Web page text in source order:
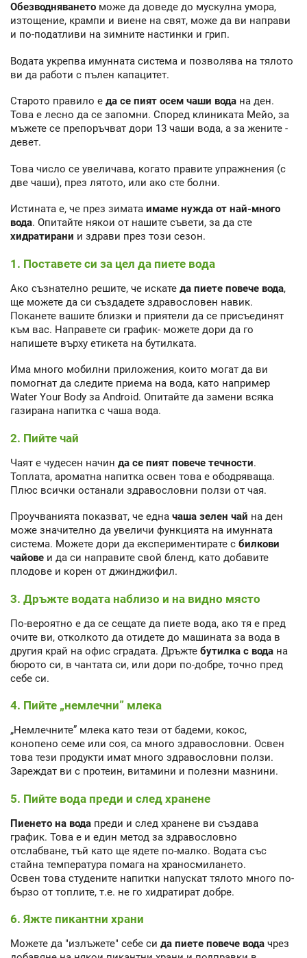
Обезводняването може да доведе до мускулна умора,
изтощение, крампи и виене на свят, може да ви направи
и по-податливи на зимните настинки и грип.
Водата укрепва имунната система и позволява на тялото
ви да работи с пълен капацитет.
Старото правило е да се пият осем чаши вода на ден.
Това е лесно да се запомни. Според клиниката Мейо, за
мъжете се препоръчват дори 13 чаши вода, а за жените -
девет.
Това число се увеличава, когато правите упражнения (с
две чаши), през лятото, или ако сте болни.
Истината е, че през зимата имаме нужда от най-много
вода. Опитайте някои от нашите съвети, за да сте
хидратирани и здрави през този сезон.
1. Поставете си за цел да пиете вода
Ако съзнателно решите, че искате да пиете повече вода,
ще можете да си създадете здравословен навик.
Поканете вашите близки и приятели да се присъединят
към вас. Направете си график- можете дори да го
напишете върху етикета на бутилката.
Има много мобилни приложения, които могат да ви
помогнат да следите приема на вода, като например
Water Your Body за Android. Опитайте да замени всяка
газирана напитка с чаша вода.
2. Пийте чай
Чаят е чудесен начин да се пият повече течности.
Топлата, ароматна напитка освен това е ободряваща.
Плюс всички останали здравословни ползи от чая.
Проучванията показват, че една чаша зелен чай на ден
може значително да увеличи функцията на имунната
система. Можете дори да експериментирате с билкови
чайове и да си направите свой бленд, като добавите
плодове и корен от джинджифил.
3. Дръжте водата наблизо и на видно място
По-вероятно е да се сещате да пиете вода, ако тя е пред
очите ви, отколкото да отидете до машината за вода в
другия край на офис сградата. Дръжте бутилка с вода на
бюрото си, в чантата си, или дори по-добре, точно пред
себе си.
4. Пийте „немлечни” млека
„Немлечните” млека като тези от бадеми, кокос,
конопено семе или соя, са много здравословни. Освен
това тези продукти имат много здравословни ползи.
Зареждат ви с протеин, витамини и полезни мазнини.
5. Пийте вода преди и след хранене
Пиенето на вода преди и след хранене ви създава
график. Това е и един метод за здравословно
отслабване, тъй като ще ядете по-малко. Водата със
стайна температура помага на храносмилането.
Освен това студените напитки напускат тялото много по-
бързо от топлите, т.е. не го хидратират добре.
6. Яжте пикантни храни
Можете да "излъжете" себе си да пиете повече вода чрез